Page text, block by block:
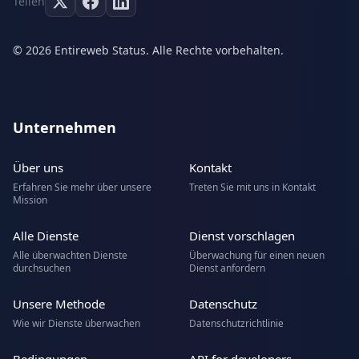
© 2026 Entireweb Status. Alle Rechte vorbehalten.
Unternehmen
Über uns
Erfahren Sie mehr über unsere
Mission
Kontakt
Treten Sie mit uns in Kontakt
Alle Dienste
Alle überwachten Dienste
durchsuchen
Dienst vorschlagen
Überwachung für einen neuen
Dienst anfordern
Unsere Methode
Wie wir Dienste überwachen
Datenschutz
Datenschutzrichtlinie